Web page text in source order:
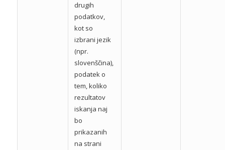
drugih
podatkov,
kot so
izbrani jezik
(npr.
slovenščina),
podatek o
tem, koliko
rezultatov
iskanja naj
bo
prikazanih
na strani